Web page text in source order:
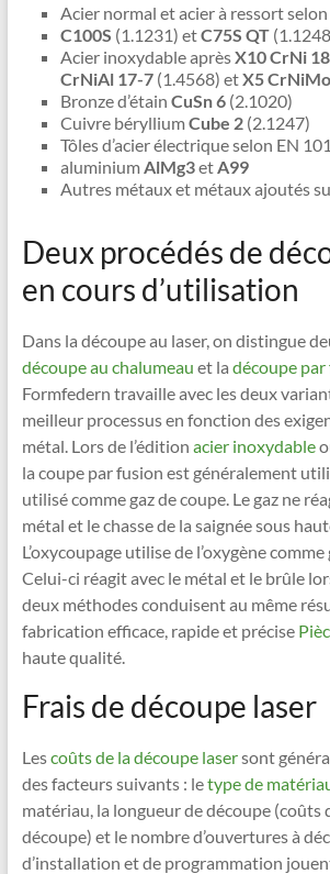
Acier normal et acier à ressort
C100S (1.1231) etC75S QT
Acier inoxydable aprèsX10 CrNi
CrNiAl 17-7(1.4568) etX5
Bronze d’étain CuSn 6(2.1020)
Cuivre bérylliumCube 2(2.1247)
Tôles d’acier électrique selon EN
aluminiumAlMg3etA99
Autres métaux et métaux ajoutés
Deux procédés de
en cours d’utilisation
Dans la découpe au laser, on distingue
découpe au chalumeau et la découpe par
Formfedern travaille avec les deux
meilleur processus en fonction des
métal. Lors de l’édition acier inoxydable
la coupe par fusion est généralement
utilisé comme gaz de coupe. Le gaz ne
métal et le chasse de la saignée sous
L’oxycoupage utilise de l’oxygène comme
Celui-ci réagit avec le métal et le brûle
deux méthodes conduisent au même
fabrication efficace, rapide et précise
haute qualité.
Frais de découpe laser
Lescoûts de ladécoupe lasersont
des facteurs suivants : letype de
matériau, la longueur de découpe (coûts
découpe) et le nombre d’ouvertures à
d’installation et de programmation